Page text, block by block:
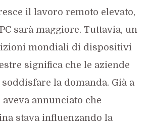
il lavoro remoto elevato,
sarà maggiore. Tuttavia, un
mondiali di dispositivi
significa che le aziende
la domanda. Già a
annunciato che
stava influenzando la